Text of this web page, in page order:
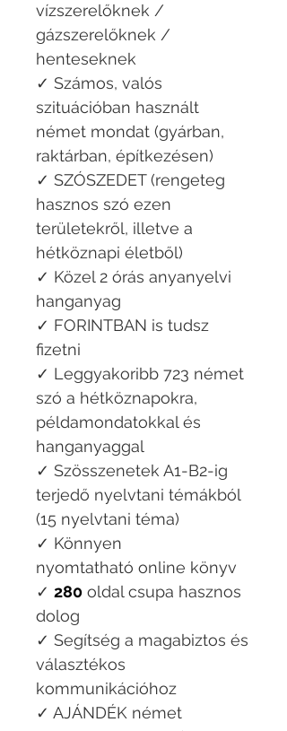
vízszerelőknek /
gázszerelőknek /
henteseknek
✓ Számos, valós
szituációban használt
német mondat (gyárban,
raktárban, építkezésen)
✓ SZÓSZEDET (rengeteg
hasznos szó ezen
területekről, illetve a
hétköznapi életből)
✓ Közel 2 órás anyanyelvi
hanganyag
✓ FORINTBAN is tudsz
fizetni
✓ Leggyakoribb 723 német
szó a hétköznapokra,
példamondatokkal és
hanganyaggal
✓ Szösszenetek A1-B2-ig
terjedő nyelvtani témákból
(15 nyelvtani téma)
✓ Könnyen
nyomtatható online könyv
✓ 280 oldal csupa hasznos
dolog
✓ Segítség a magabiztos és
választékos
kommunikációhoz
✓ AJÁNDÉK német